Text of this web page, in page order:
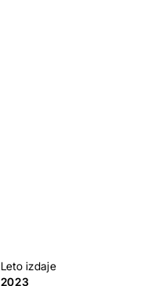
Leto izdaje
2023